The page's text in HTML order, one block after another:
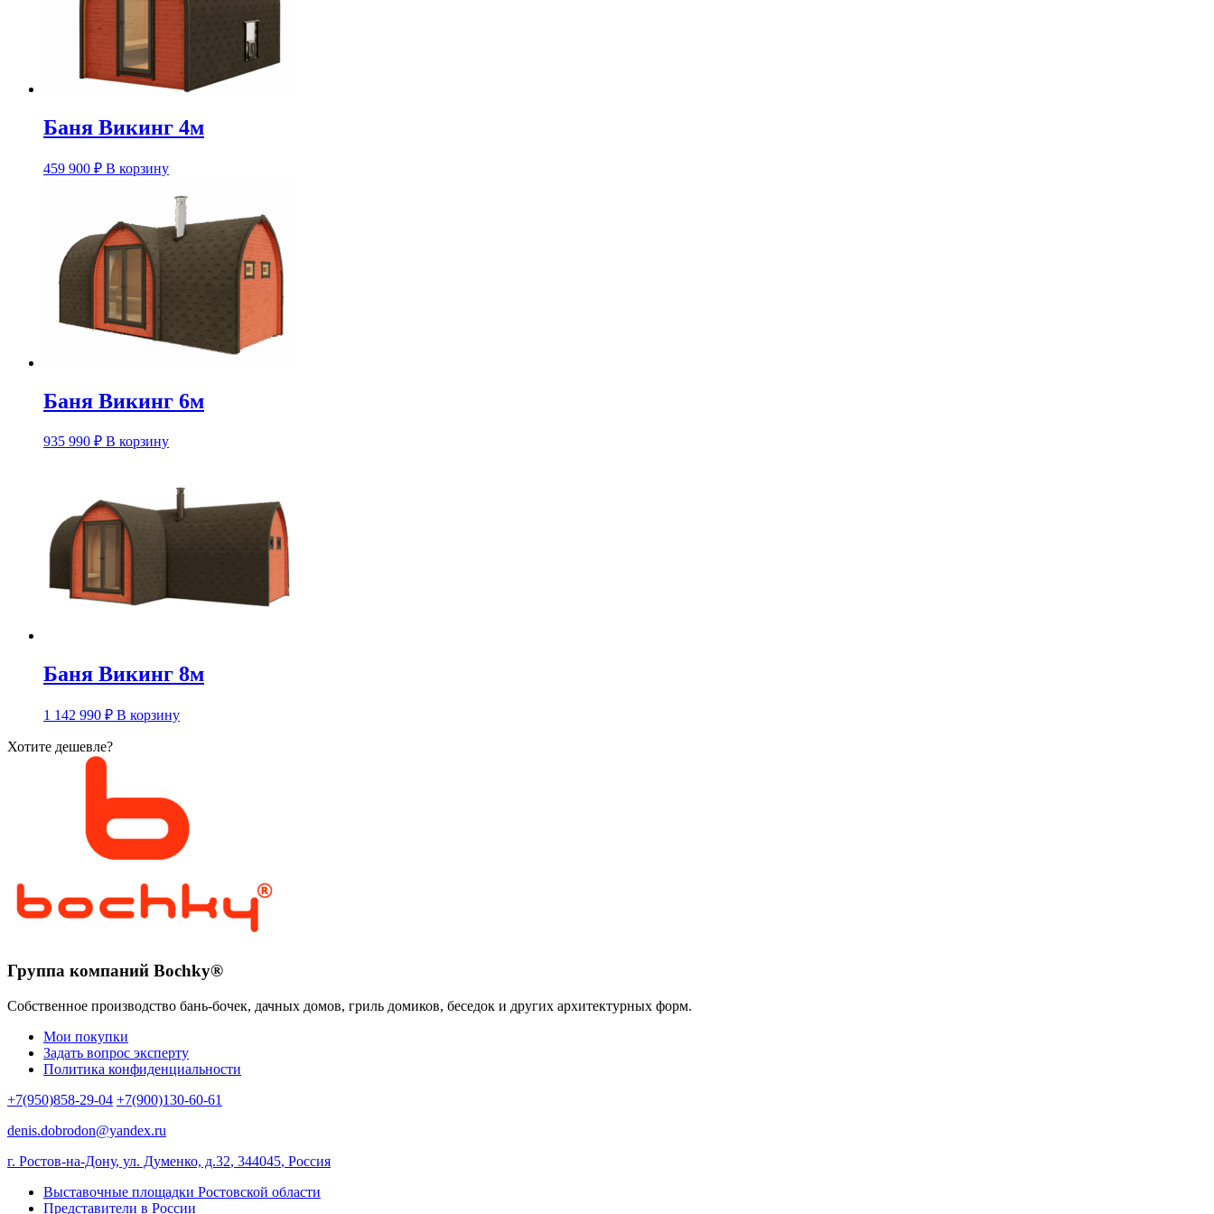
Баня Викинг 4м
459 900 ₽ В корзину
Баня Викинг 6м
935 990 ₽ В корзину
Баня Викинг 8м
1 142 990 ₽ В корзину
Хотите дешевле?
Группа компаний Bochky®
Собственное производство бань-бочек, дачных домов, гриль домиков, беседок и других архитектурных форм.
Мои покупки
Задать вопрос эксперту
Политика конфиденциальности
+7(950)858-29-04 +7(900)130-60-61
denis.dobrodon@yandex.ru
г. Ростов-на-Дону, ул. Думенко, д.32, 344045, Россия
Выставочные площадки Ростовской области
Представители в России